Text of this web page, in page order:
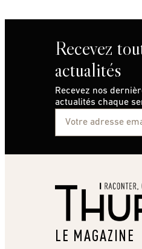
Recevez
actualités
Recevez nos
actualités chaque
LE MAGAZINE